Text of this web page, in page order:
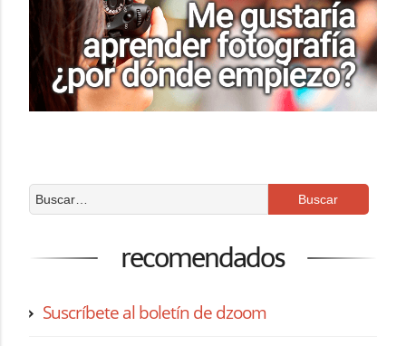
recomendados
Suscríbete al boletín de dzoom